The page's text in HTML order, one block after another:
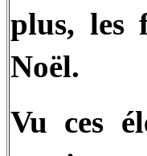
plus, les
Noël.
Vu ces